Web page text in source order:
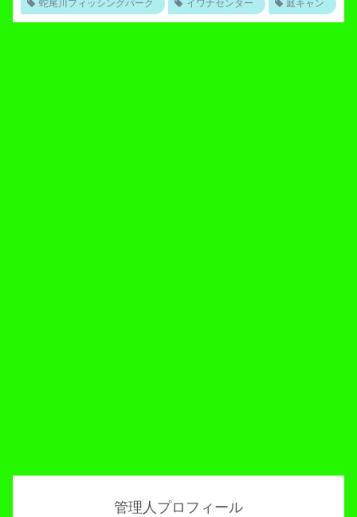
蛇尾川フィッシングパーク イワナセンター 庭キャン
管理人プロフィール